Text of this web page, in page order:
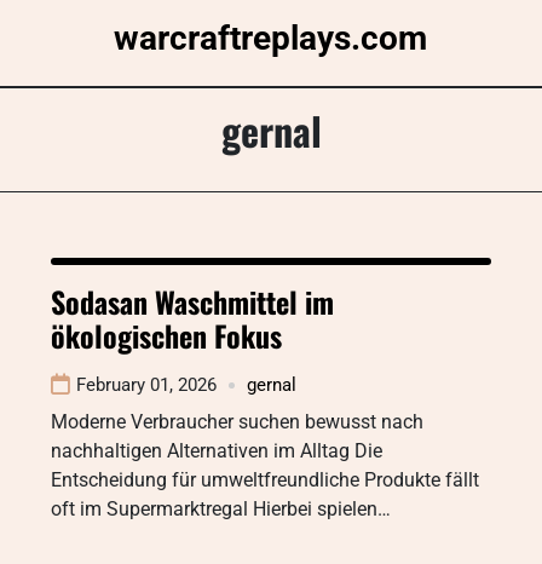
warcraftreplays.com
gernal
Sodasan Waschmittel im
ökologischen Fokus
February 01, 2026 gernal
Moderne Verbraucher suchen bewusst nach
nachhaltigen Alternativen im Alltag Die
Entscheidung für umweltfreundliche Produkte fällt
oft im Supermarktregal Hierbei spielen…